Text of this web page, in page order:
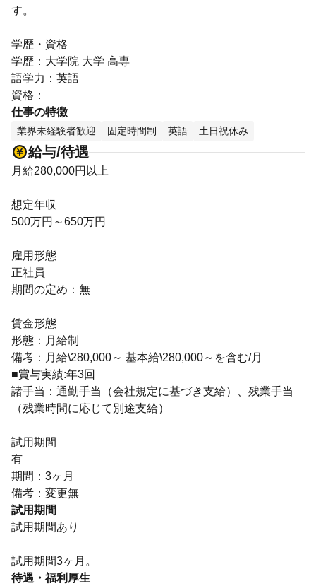
す。
学歴・資格
学歴：大学院 大学 高専
語学力：英語
資格：
仕事の特徴
業界未経験者歓迎 固定時間制 英語 土日祝休み
給与/待遇
月給280,000円以上
想定年収
500万円～650万円
雇用形態
正社員
期間の定め：無
賃金形態
形態：月給制
備考：月給\280,000～ 基本給\280,000～を含む/月
■賞与実績:年3回
諸手当：通勤手当（会社規定に基づき支給）、残業手当
（残業時間に応じて別途支給）
試用期間
有
期間：3ヶ月
備考：変更無
試用期間
試用期間あり
試用期間3ヶ月。
待遇・福利厚生